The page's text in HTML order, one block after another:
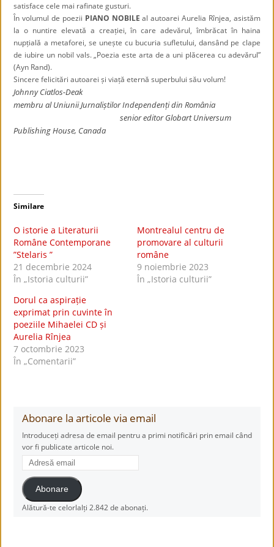
satisface cele mai rafinate gusturi.
În volumul de poezii PIANO NOBILE al autoarei Aurelia Rînjea, asistăm
la o nuntire elevată a creației, în care adevărul,îmbrăcat în haina
nupțială a metaforei, se unește cu bucuria sufletului, dansând pe clape
de iubire un nobil vals. „Poezia este arta de a uni plăcerea cu adevărul”
(Ayn Rand).
Sincere felicitări autoarei și viață eternă superbului său volum!
Johnny Ciatlos-Deak
membru al Uniunii Jurnaliștilor Independenți din România
senior editor Globart Universum
Publishing House, Canada
Similare
O istorie a Literaturii
Române Contemporane
”Stelaris ”
21 decembrie 2024
În „Istoria culturii”
Montrealul centru de
promovare al culturii
române
9 noiembrie 2023
În „Istoria culturii”
Dorul ca aspirație
exprimat prin cuvinte în
poeziile Mihaelei CD și
Aurelia Rînjea
7 octombrie 2023
În „Comentarii”
Abonare la articole via email
Introduceți adresa de email pentru a primi notificări prin email când
vor fi publicate articole noi.
Adresă
email
Abonare
Alătură-te celorlalți 2.842 de abonați.